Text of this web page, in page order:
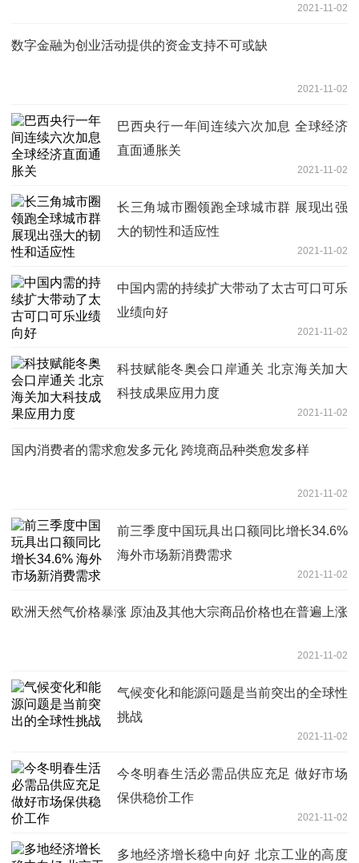
2021-11-02
数字金融为创业活动提供的资金支持不可或缺
2021-11-02
巴西央行一年间连续六次加息 全球经济
直面通胀关
2021-11-02
长三角城市圈领跑全球城市群 展现出强
大的韧性和适应性
2021-11-02
中国内需的持续扩大带动了太古可口可乐
业绩向好
2021-11-02
科技赋能冬奥会口岸通关 北京海关加大
科技成果应用力度
2021-11-02
国内消费者的需求愈发多元化 跨境商品种类愈发多样
2021-11-02
前三季度中国玩具出口额同比增长34.6%
海外市场新消费需求
2021-11-02
欧洲天然气价格暴涨 原油及其他大宗商品价格也在普遍上涨
2021-11-02
气候变化和能源问题是当前突出的全球性
挑战
2021-11-02
今冬明春生活必需品供应充足 做好市场
保供稳价工作
2021-11-02
多地经济增长稳中向好 北京工业的高度